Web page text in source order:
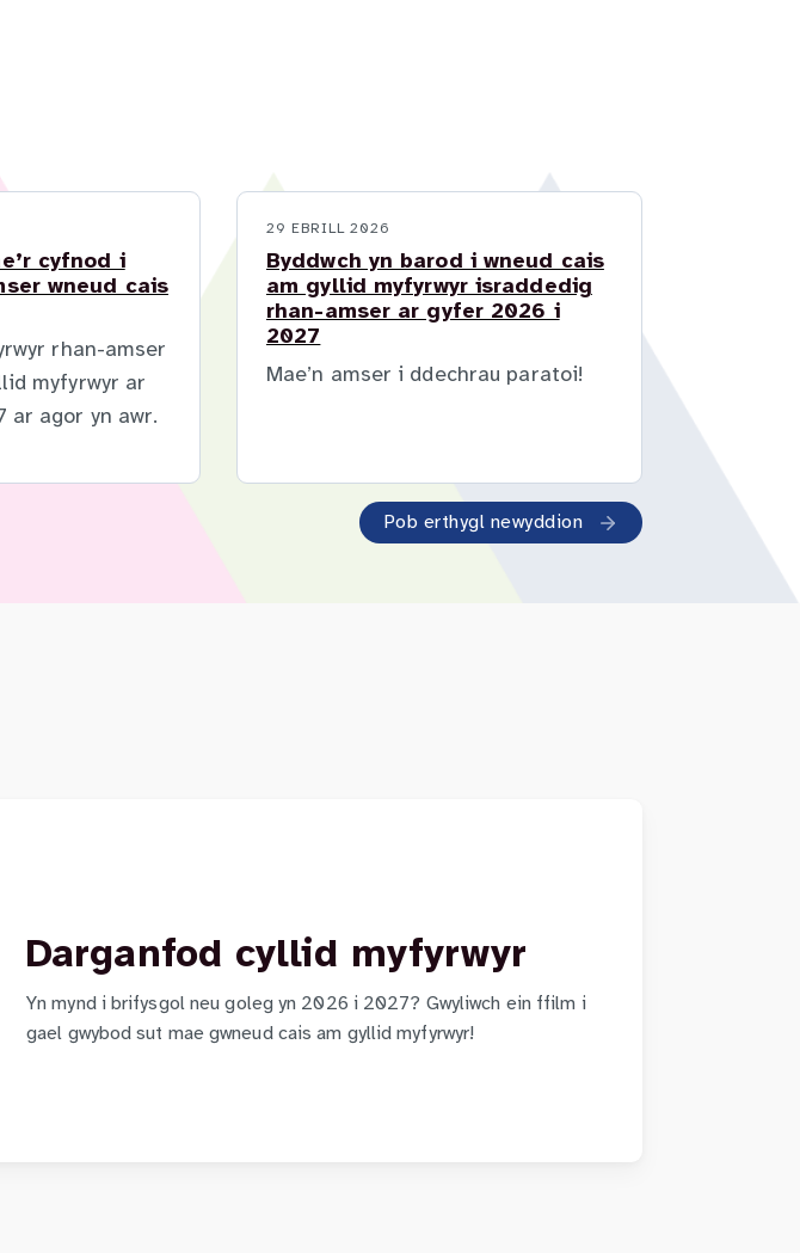
cyfnod i
wneud cais
rhan-amser
myfyrwyr ar
agor yn awr.
29 EBRILL 2026
Byddwch yn barod i wneud cais
am gyllid myfyrwyr israddedig
rhan-amser ar gyfer 2026 i
2027
Mae’n amser i ddechrau paratoi!
Pob erthygl newyddion
Darganfod cyllid myfyrwyr
Yn mynd i brifysgol neu goleg yn 2026 i 2027? Gwyliwch ein ffilm i
gael gwybod sut mae gwneud cais am gyllid myfyrwyr!